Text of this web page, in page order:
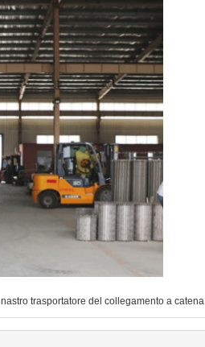
nastro trasportatore del collegamento a catena